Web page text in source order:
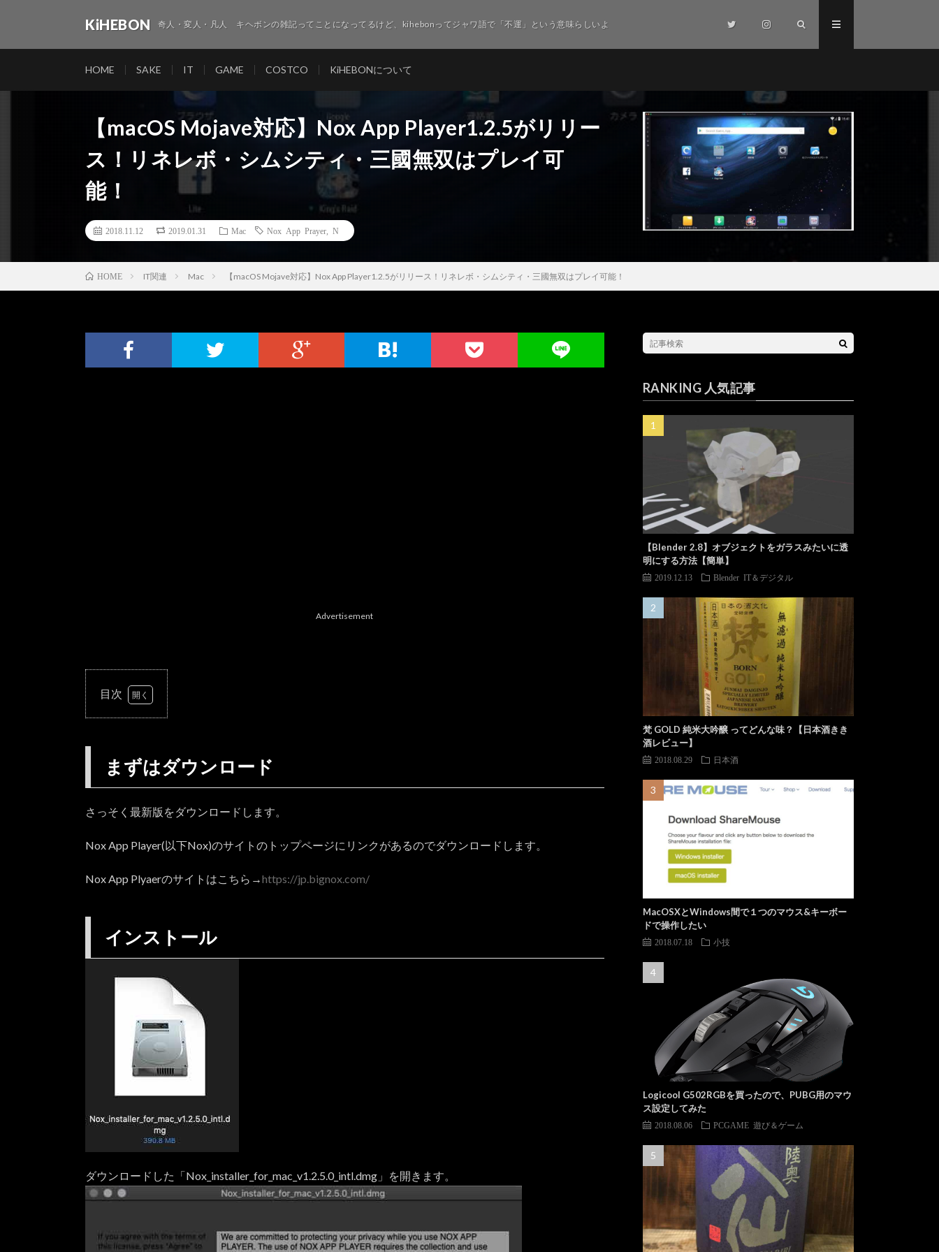
KiHEBON 奇人・変人・凡人 キヘボンの雑記ってことになってるけど、kihebonってジャワ語で「不運」という意味らしいよ
HOME SAKE IT GAME COSTCO KiHEBONについて
【macOS Mojave対応】Nox App Player1.2.5がリリー
ス！リネレボ・シムシティ・三國無双はプレイ可
能！
2018.11.12 2019.01.31 Mac Nox App Prayer N
HOME IT関連 Mac 【macOS Mojave対応】Nox App Player1.2.5がリリース！リネレボ・シムシティ・三國無双はプレイ可能！
Advertisement
目次
1.
は
ダ
ン
ド
2.
ト
4.
ア
プ
動
作
テ
まずはダウンロード
さっそく最新版をダウンロードします。
Nox App Player(以下Nox)のサイトのトップページにリンクがあるのでダウンロードします。
Nox App Plyaerのサイトはこちら→https://jp.bignox.com/
インストール
ダウンロードした「Nox_installer_for_mac_v1.2.5.0_intl.dmg」を開きます。
RANKING 人気記事
【Blender 2.8】オブジェクトをガラスみたいに透
明にする方法【簡単】
2019.12.13 Blender IT＆デジタル
梵 GOLD 純米大吟醸 ってどんな味？【日本酒きき
酒レビュー】
2018.08.29 日本酒
MacOSXとWindows間で１つのマウス&キーボー
ドで操作したい
2018.07.18 小技
Logicool G502RGBを買ったので、PUBG用のマウ
ス設定してみた
2018.08.06 PCGAME 遊び＆ゲーム